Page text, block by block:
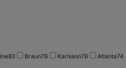
83 Braun76 Karlsson76 Atlanta74